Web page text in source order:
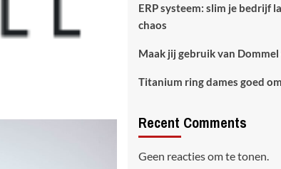
ERP systeem: slim je bedrijf
chaos
Maak jij gebruik van
Titanium ring dames goed
Recent Comments
Geen reacties om te tonen.